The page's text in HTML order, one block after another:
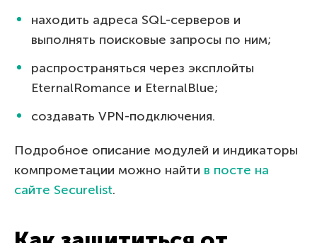
находить адреса SQL-серверов и
выполнять поисковые запросы по ним;
распространяться через эксплойты
EternalRomance и EternalBlue;
создавать VPN-подключения.
Подробное описание модулей и индикаторы
компрометации можно найти в посте на
сайте Securelist.